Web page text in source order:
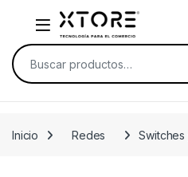
Skip to navigation
Skip to content
Buscar por:
Inicio Redes Switches